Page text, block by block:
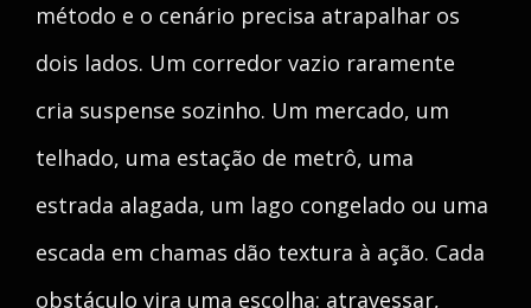
método e o cenário precisa atrapalhar os
dois lados. Um corredor vazio raramente
cria suspense sozinho. Um mercado, um
telhado, uma estação de metrô, uma
estrada alagada, um lago congelado ou uma
escada em chamas dão textura à ação. Cada
obstáculo vira uma escolha: atravessar,